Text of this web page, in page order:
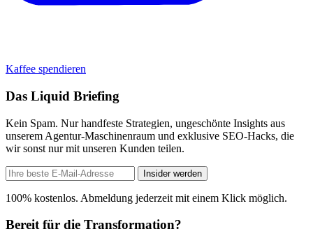
Kaffee spendieren
Das Liquid Briefing
Kein Spam. Nur handfeste Strategien, ungeschönte Insights aus
unserem Agentur-Maschinenraum und exklusive SEO-Hacks, die
wir sonst nur mit unseren Kunden teilen.
Insider werden
100% kostenlos. Abmeldung jederzeit mit einem Klick möglich.
Bereit für die Transformation?